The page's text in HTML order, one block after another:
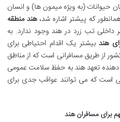
حیوانات (به ویژه میمون ها) و انسان
که پیشتر اشاره شد،هند منطقه
داخلی تب زرد در هند وجود ندارد. به
هندبیشتر یک اقدام احتیاطی برای
از طریق مسافرانی است که از مناطق
دهنده تعهد هند به حفظ سلامت عمومی
است که می توانند عواقب جدی برای
برای مسافران هند